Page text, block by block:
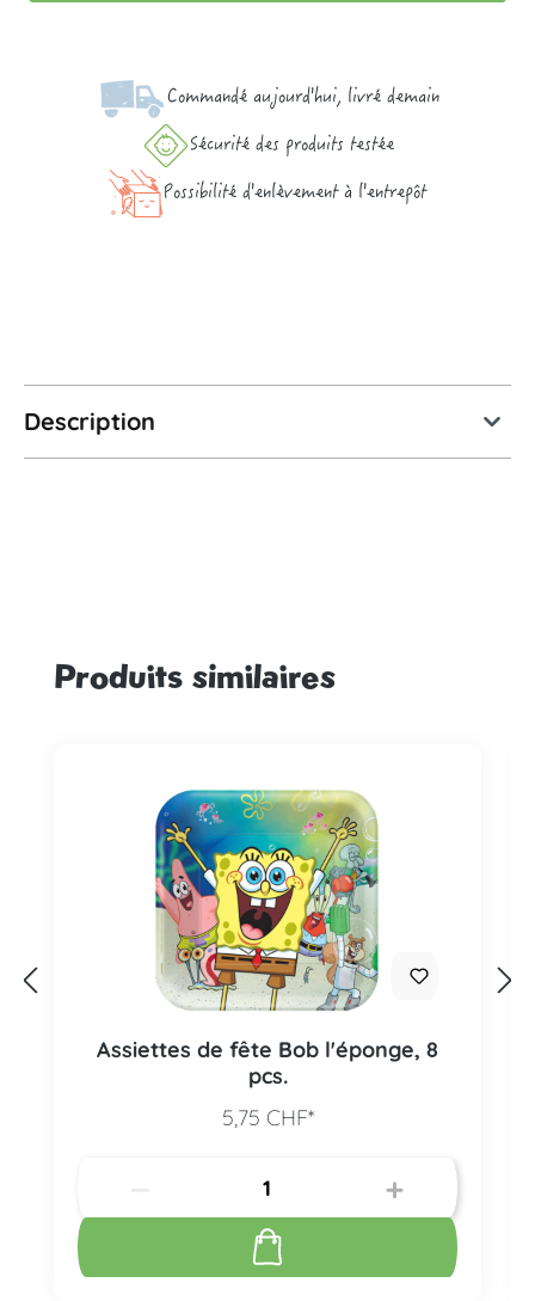
Commandé aujourd'hui, livré demain
Sécurité des produits testée
Possibilité d'enlèvement à l'entrepôt
Description
Ignorer la galerie de produits
Produits similaires
Assiettes de fête Bob l'éponge, 8
pcs.
5,75 CHF*